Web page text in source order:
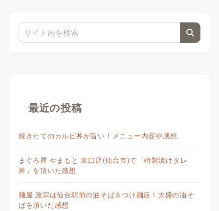
最近の投稿
焼きたてのカルビ丼が旨い！メニュー内容や感想
まぐろ屋 やまもと 東口店(仙台市)で「特製漬けタレ
丼」を頂いた感想
麺屋 政宗は仙台駅前の油そば＆つけ麺店！大盛の油そ
ばを頂いた感想